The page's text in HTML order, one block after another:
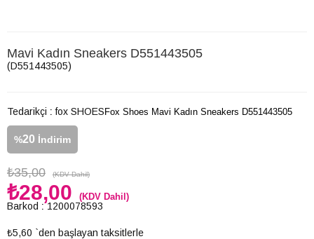
Mavi Kadın Sneakers D551443505
(D551443505)
Tedarikçi : fox SHOES
%20 İndirim
₺35,00 (KDV Dahil)
₺28,00 (KDV Dahil)
Barkod : 1200078593
₺5,60 `den başlayan taksitlerle
Fox Shoes Mavi Kadın Sneakers D551443505